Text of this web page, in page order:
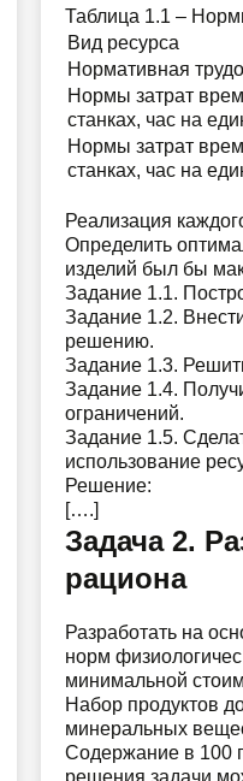
Таблица 1.1 –
Вид ресурса
Нормативная
Нормы затрат
станках, час на
Нормы затрат
станках, час на
Реализация
Определить
изделий был бы
Задание 1.1.
Задание 1.2.
решению.
Задание 1.3.
Задание 1.4.
ограничений.
Задание 1.5.
использование
Решение:
[….]
Задача 2.
рациона
Разработать на
норм
минимальной
Набор продуктов
минеральных
Содержание в 100
решения задачи